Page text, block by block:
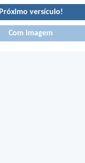
Próximo versículo!
Com imagem